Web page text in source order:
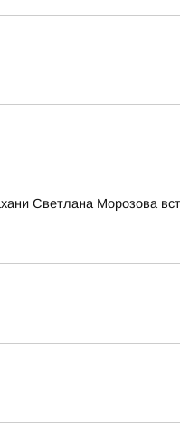
Светлана